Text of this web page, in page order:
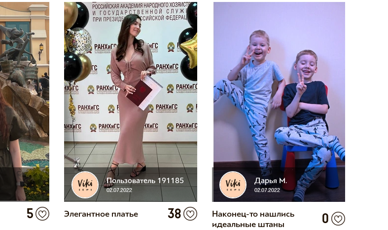
5
Пользователь 191185
02.07.2022
Элегантное платье 38
Дарья М.
02.07.2022
Наконец-то нашлись
идеальные штаны
0